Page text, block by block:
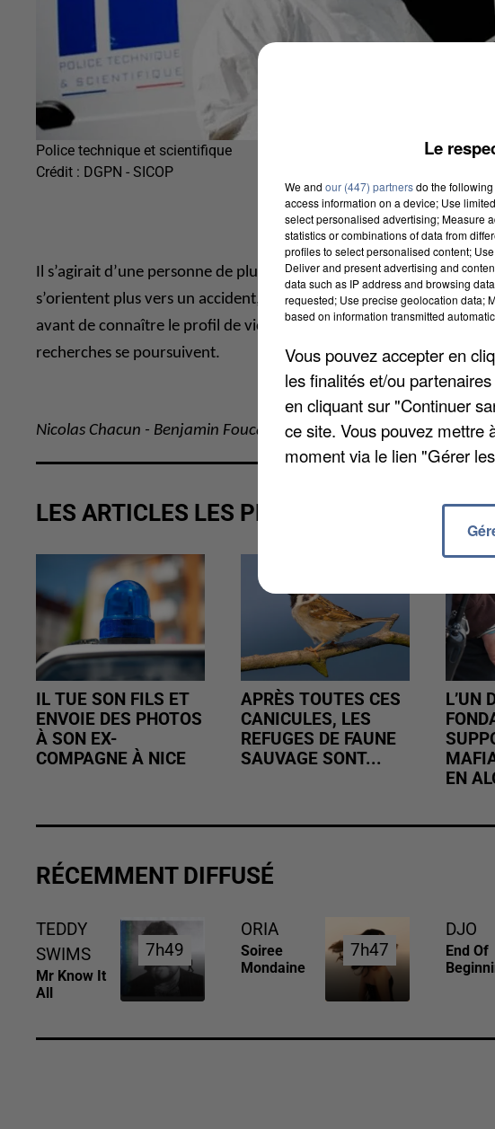
Police technique et scientifique
Crédit : DGPN - SICOP
Il s’agirait d’une personne de plus de 70 ans. La piste de la
s’orientent plus vers un accident, un malaise ou un suicide. Il a un
avant de connaître le profil de victime. Un homme d’une
recherches se poursuivent.
Nicolas Chacun - Benjamin Foucault
LES ARTICLES LES PLUS VUS
IL TUE SON FILS ET
ENVOIE DES PHOTOS
À SON EX-
COMPAGNE À NICE
APRÈS TOUTES CES
CANICULES, LES
REFUGES DE FAUNE
SAUVAGE SONT...
L’UN
EN
RÉCEMMENT DIFFUSÉ
TEDDY
SWIMS
Mr Know It
All
7h49
7h49
ORIA
Soiree
Mondaine
7h47
7h47
DJO
End Of
Le
We and our (447) partnersdo the
access information on a device; Use
select personalised advertising; Measure
statistics or combinations of data from
profiles to select personalised content;
Deliver and present advertising and
data such as IP address and browsing
requested; Use precise geolocation data;
based on information transmitted
Vous pouvez accepter en
les finalités et/ou
en cliquant sur "Continuer
ce site. Vous pouvez mettre
moment via le lien "Gérer